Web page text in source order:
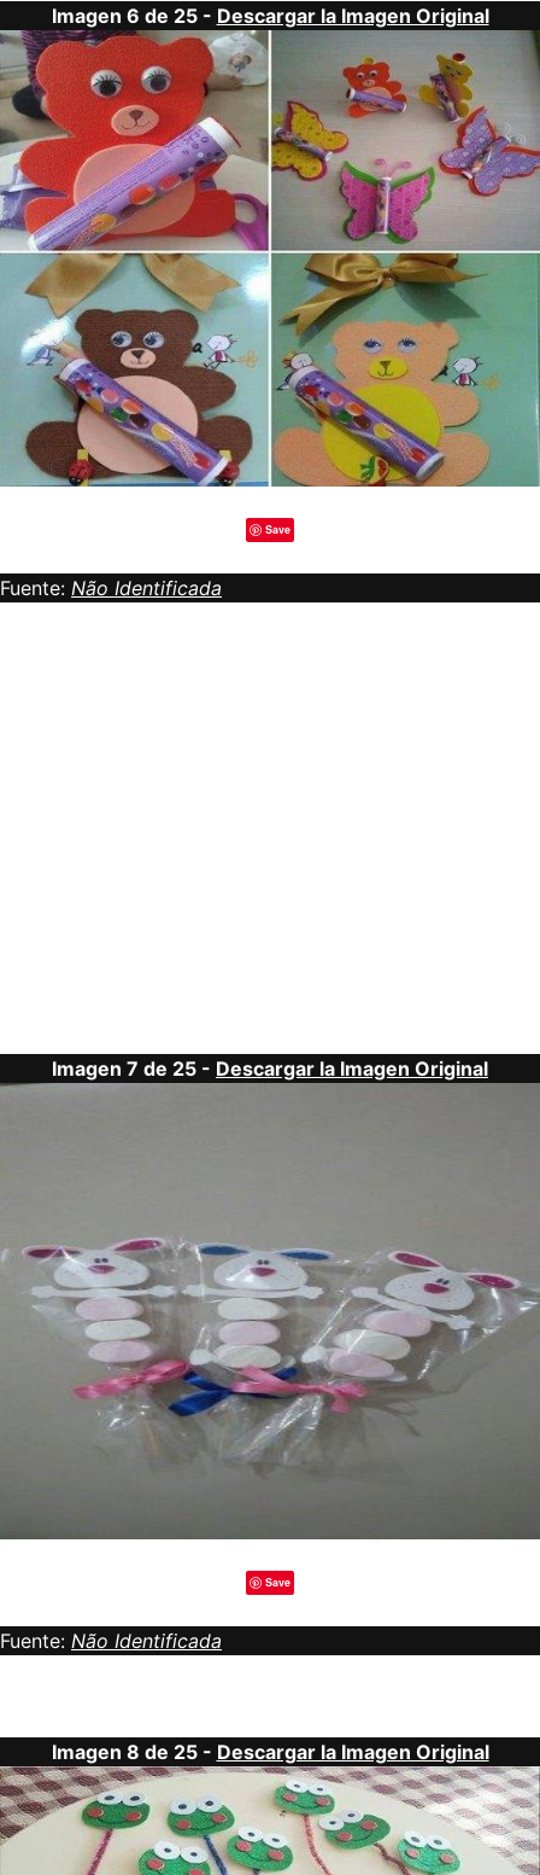
Imagen 6 de 25 - Descargar la Imagen Original
Save
Fuente: Não Identificada
Imagen 7 de 25 - Descargar la Imagen Original
Save
Fuente: Não Identificada
Imagen 8 de 25 - Descargar la Imagen Original